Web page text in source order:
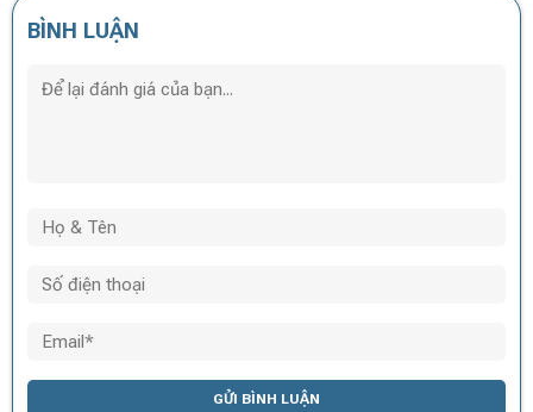
BÌNH LUẬN
GỬI BÌNH LUẬN